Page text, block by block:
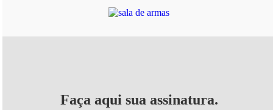
Faça aqui sua assinatura.